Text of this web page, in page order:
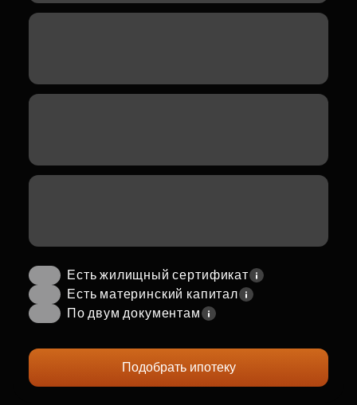
Есть жилищный сертификат
Есть материнский капитал
По двум документам
Подобрать ипотеку